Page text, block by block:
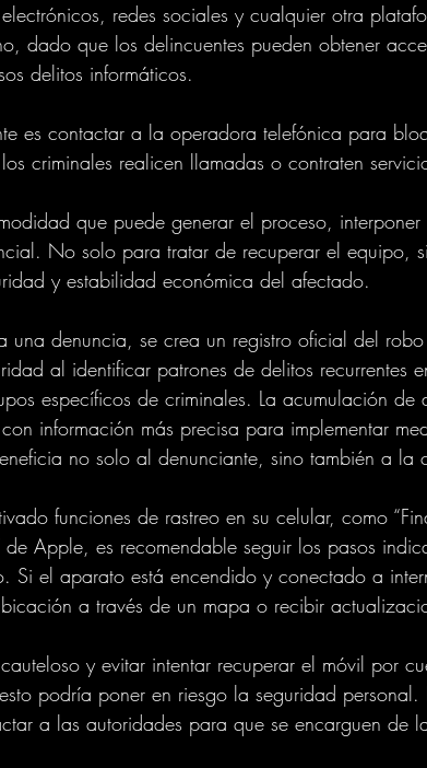
redes sociales y cualquier otra
dado que los delincuentes pueden obtener
delitos informáticos.
es contactar a la operadora telefónica para
criminales realicen llamadas o contraten
que puede generar el proceso,
No solo para tratar de recuperar el equipo,
y estabilidad económica del afectado.
una denuncia, se crea un registro oficial del
al identificar patrones de delitos recurrentes
específicos de criminales. La acumulación de
información más precisa para implementar
no solo al denunciante, sino también a la
funciones de rastreo en su celular, como
de Apple, es recomendable seguir los pasos
Si el aparato está encendido y conectado a
a través de un mapa o recibir
y evitar intentar recuperar el móvil por
podría poner en riesgo la seguridad
a las autoridades para que se encarguen de